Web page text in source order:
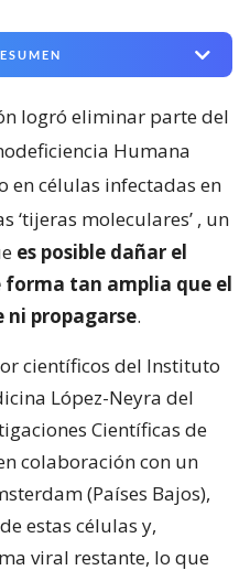
logró eliminar parte del
Humana
en células infectadas en
‘tijeras moleculares’ , un
es posible dañar el
forma tan amplia que el
ni propagarse.
científicos del Instituto
López-Neyra del
Científicas de
colaboración con un
(Países Bajos),
estas células y,
viral restante, lo que